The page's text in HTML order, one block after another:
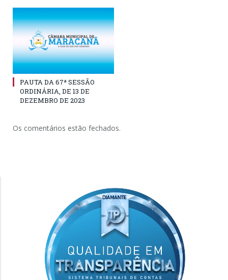
PAUTA DA 67ª SESSÃO
ORDINÁRIA, DE 13 DE
DEZEMBRO DE 2023
Os comentários estão fechados.